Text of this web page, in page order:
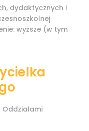
dydaktycznych i
wyższe (w tym